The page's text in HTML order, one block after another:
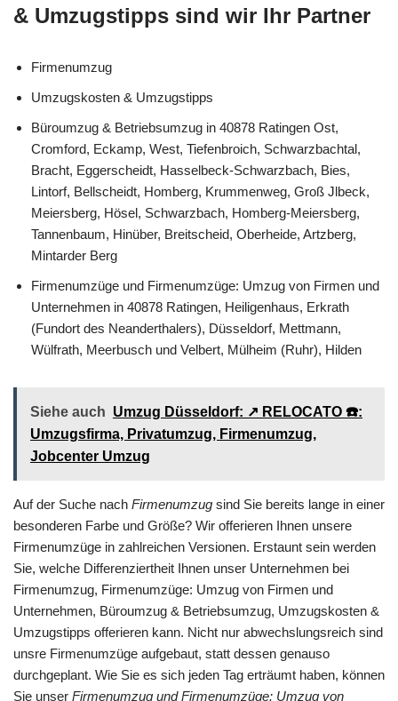
& Umzugstipps sind wir Ihr Partner
Firmenumzug
Umzugskosten & Umzugstipps
Büroumzug & Betriebsumzug in 40878 Ratingen Ost,
Cromford, Eckamp, West, Tiefenbroich, Schwarzbachtal,
Bracht, Eggerscheidt, Hasselbeck-Schwarzbach, Bies,
Lintorf, Bellscheidt, Homberg, Krummenweg, Groß Jlbeck,
Meiersberg, Hösel, Schwarzbach, Homberg-Meiersberg,
Tannenbaum, Hinüber, Breitscheid, Oberheide, Artzberg,
Mintarder Berg
Firmenumzüge und Firmenumzüge: Umzug von Firmen und
Unternehmen in 40878 Ratingen, Heiligenhaus, Erkrath
(Fundort des Neanderthalers), Düsseldorf, Mettmann,
Wülfrath, Meerbusch und Velbert, Mülheim (Ruhr), Hilden
Siehe auch Umzug Düsseldorf: ↗️ RELOCATO ☎️:
Umzugsfirma, Privatumzug, Firmenumzug,
Jobcenter Umzug
Auf der Suche nach Firmenumzug sind Sie bereits lange in einer
besonderen Farbe und Größe? Wir offerieren Ihnen unsere
Firmenumzüge in zahlreichen Versionen. Erstaunt sein werden
Sie, welche Differenziertheit Ihnen unser Unternehmen bei
Firmenumzug, Firmenumzüge: Umzug von Firmen und
Unternehmen, Büroumzug & Betriebsumzug, Umzugskosten &
Umzugstipps offerieren kann. Nicht nur abwechslungsreich sind
unsre Firmenumzüge aufgebaut, statt dessen genauso
durchgeplant. Wie Sie es sich jeden Tag erträumt haben, können
Sie unser Firmenumzug und Firmenumzüge: Umzug von